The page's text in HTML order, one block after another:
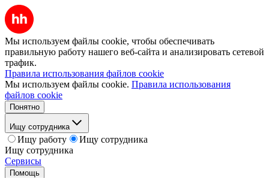
Мы используем файлы cookie, чтобы обеспечивать
правильную работу нашего веб-сайта и анализировать сетевой
трафик.
Правила использования файлов cookie
Мы используем файлы cookie. Правила использования
файлов cookie
Понятно
Ищу сотрудника
Ищу работу
Ищу сотрудника
Ищу сотрудника
Сервисы
Помощь